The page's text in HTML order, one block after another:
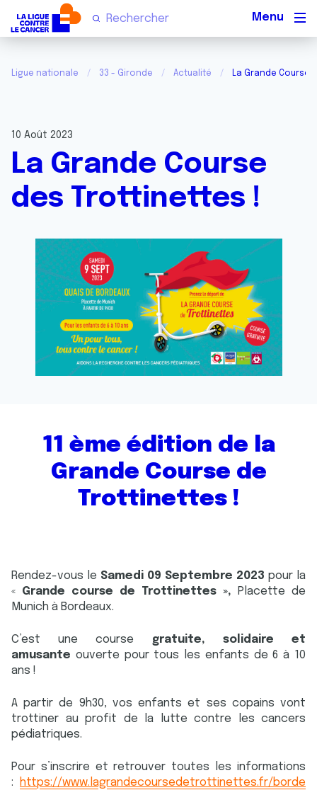
Ligue nationale 33 - Gironde Actualité La Grande Course
10 Août 2023
La Grande Course
des Trottinettes !
11 ème édition de la
Grande Course de
Trottinettes !
Rendez-vous le Samedi 09 Septembre 2023 pour la
« Grande course de Trottinettes »,
Placette de
Munich à Bordeaux.
C’est une course gratuite, solidaire et
amusante ouverte pour tous les enfants de 6 à 10
ans !
A partir de 9h30, vos enfants et ses copains vont
trottiner au profit de la lutte contre les cancers
pédiatriques.
Pour s’inscrire et retrouver toutes les informations
:
https://www.lagrandecoursedetrottinettes.fr/borde